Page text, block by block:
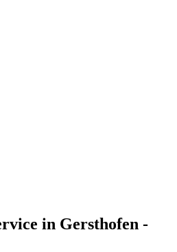
in Gersthofen -